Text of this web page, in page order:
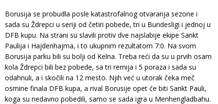
Borusija se probudla posle katastrofalnog otvaranja sezone i
sada su Ždrepci u seriji od četiri pobede, tri u Bundesligi i jednoj u
DFB kupu. Na strani su slavili protiv dve najslabije ekipe Sankt
Paulija i Hajdenhajma, i to ukupnim rezultatom 7:0. Na svom
Borusija parku bili su bolji od Kelna. Treba reći da su u prvih osam
kola Ždrepci bili bez pobede, sa tri remija i 5 poraza i sada su
odahnuli, a i skočili na 12 mesto. Njih već u utorak čeka meč
osmine finala DFB kupa, a rival Borusije opet će biti Sankt Pauli,
koga su nedavno pobedili, samo se sada igra u Menhengladbahu.